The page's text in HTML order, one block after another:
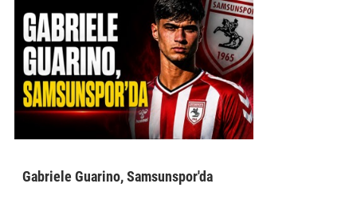
Gabriele Guarino, Samsunspor'da